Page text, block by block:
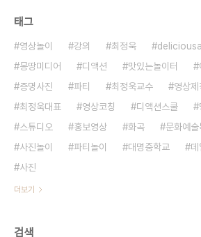
태그
영상놀이 강의 최정욱
몽땅미디어
디액션 맛있는놀이터
증명사진
파티 최정욱교수 영상제
최정욱대표
영상코칭 디액션스쿨
스튜디오
홍보영상 화곡 문화예술
사진놀이
파티놀이 대명중학교 데
사진
더보기
검색